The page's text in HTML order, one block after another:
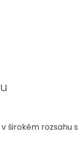
širokém rozsahu